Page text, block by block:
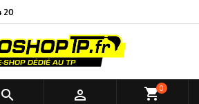
20
  0
×
liste
d'envies ×
×
pour ajouter des produits à votre